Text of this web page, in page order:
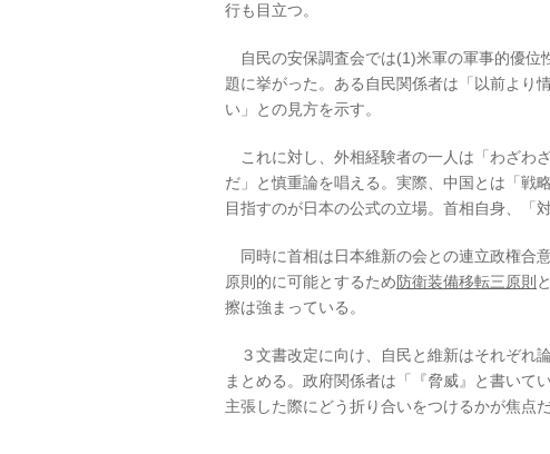
行も目立つ。
自民の安保調査会では(1)米軍の軍事的優位
題に挙がった。ある自民関係者は「以前より
い」との見方を示す。
これに対し、外相経験者の一人は「わざわ
だ」と慎重論を唱える。実際、中国とは「戦
目指すのが日本の公式の立場。首相自身、「
同時に首相は日本維新の会との連立政権合
原則的に可能とするため防衛装備移転三原則
擦は強まっている。
３文書改定に向け、自民と維新はそれぞれ
まとめる。政府関係者は「『脅威』と書いて
主張した際にどう折り合いをつけるかが焦点